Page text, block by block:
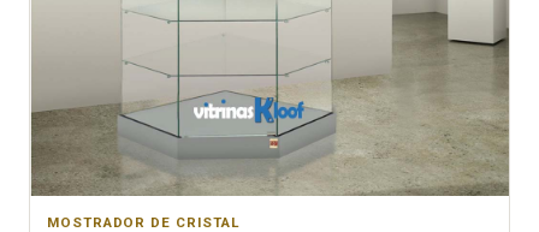
MOSTRADOR DE CRISTAL